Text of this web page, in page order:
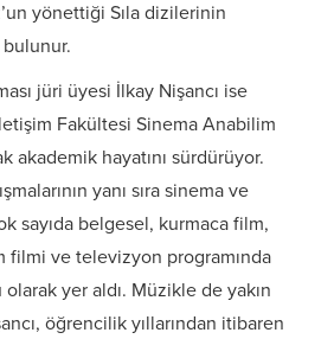
yönettiği Sıla dizilerinin
bulunur.
jüri üyesi İlkay Nişancı ise
Fakültesi Sinema Anabilim
akademik hayatını sürdürüyor.
yanı sıra sinema ve
sayıda belgesel, kurmaca film,
filmi ve televizyon programında
yer aldı. Müzikle de yakın
öğrencilik yıllarından itibaren